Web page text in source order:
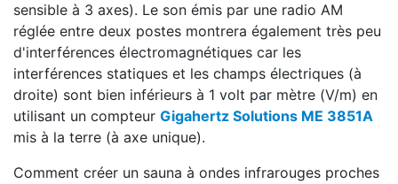
sensible à 3 axes). Le son émis par une radio AM
réglée entre deux postes montrera également très peu
d'interférences électromagnétiques car les
interférences statiques et les champs électriques (à
droite) sont bien inférieurs à 1 volt par mètre (V/m) en
utilisant un compteur Gigahertz Solutions ME 3851A
mis à la terre (à axe unique).
Comment créer un sauna à ondes infrarouges proches